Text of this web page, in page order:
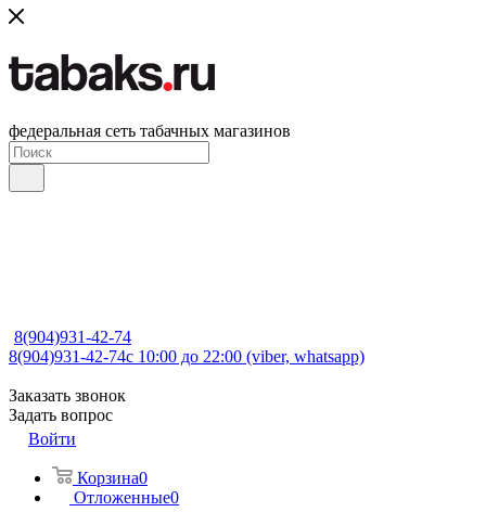
федеральная сеть табачных магазинов
8(904)931-42-74
8(904)931-42-74с 10:00 до 22:00 (viber, whatsapp)
Заказать звонок
Задать вопрос
Войти
Корзина0
Отложенные0